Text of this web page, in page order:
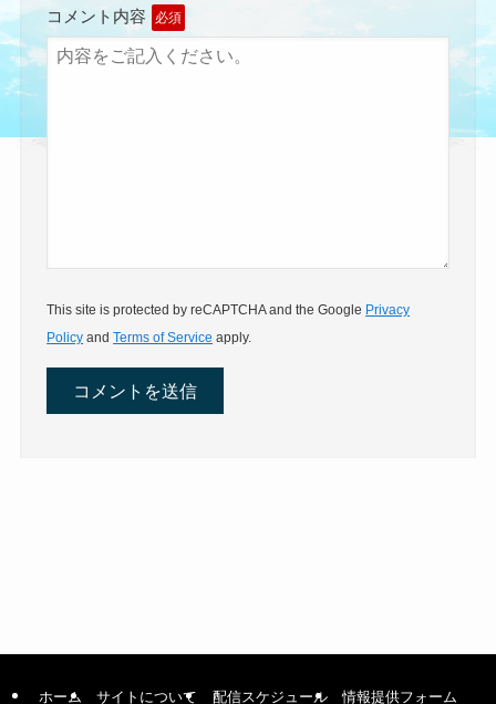
コメント内容 必須
This site is protected by reCAPTCHA and the Google Privacy
Policy andTerms of Service apply.
ホーム サイトについて 配信スケジュール 情報提供フォーム